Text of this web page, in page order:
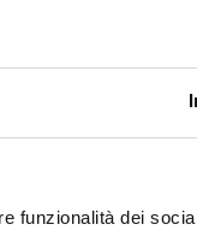
funzionalità dei
atlantico